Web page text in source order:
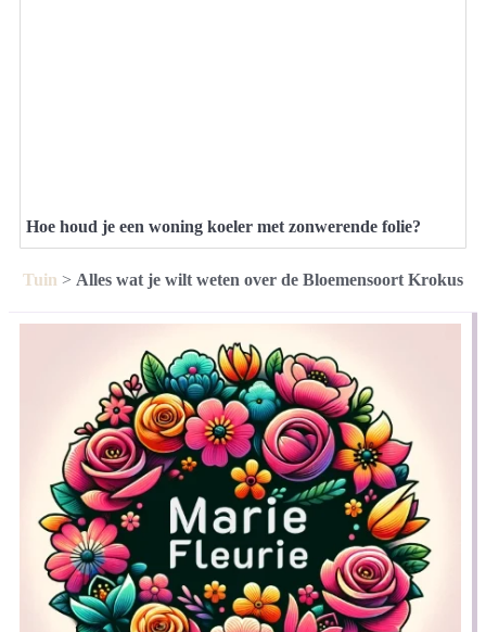
Hoe houd je een woning koeler met zonwerende folie?
Tuin > Alles wat je wilt weten over de Bloemensoort Krokus